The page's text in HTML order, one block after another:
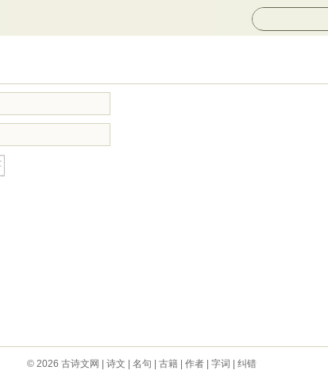
© 2026 古诗文网 诗文 名句 古籍| 作者| 字词 纠错